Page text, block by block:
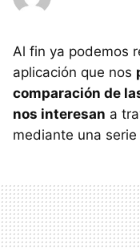
Al fin ya podemos
aplicación que nos
comparación de
nos interesan a
mediante una